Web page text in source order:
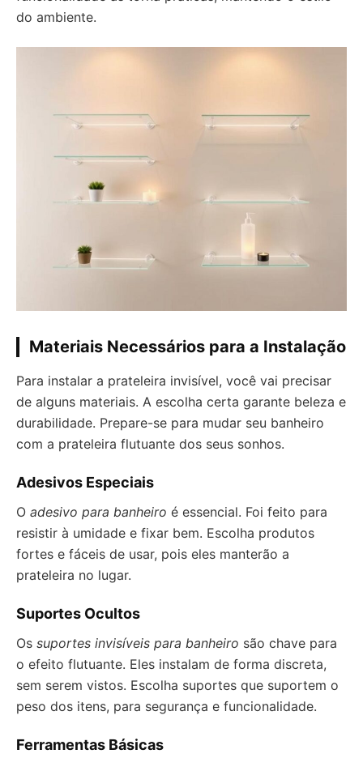
do ambiente.
Materiais Necessários para a Instalação
Para instalar a prateleira invisível, você vai precisar
de alguns materiais. A escolha certa garante beleza e
durabilidade. Prepare-se para mudar seu banheiro
com a prateleira flutuante dos seus sonhos.
Adesivos Especiais
O adesivo para banheiro é essencial. Foi feito para
resistir à umidade e fixar bem. Escolha produtos
fortes e fáceis de usar, pois eles manterão a
prateleira no lugar.
Suportes Ocultos
Os suportes invisíveis para banheiro são chave para
o efeito flutuante. Eles instalam de forma discreta,
sem serem vistos. Escolha suportes que suportem o
peso dos itens, para segurança e funcionalidade.
Ferramentas Básicas